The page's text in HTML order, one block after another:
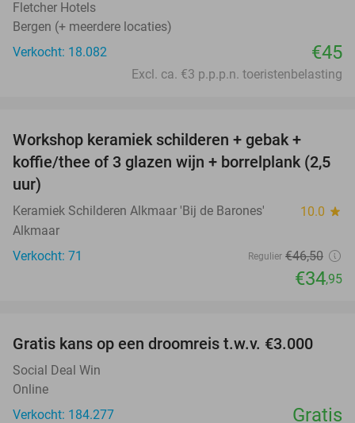
Fletcher Hotels
Bergen (+ meerdere locaties)
Verkocht: 18.082
€45
Excl. ca. €3 p.p.p.n. toeristenbelasting
Workshop keramiek schilderen + gebak +
koffie/thee of 3 glazen wijn + borrelplank (2,5
uur)
Keramiek Schilderen Alkmaar 'Bij de Barones' 10.0 star
Alkmaar
Verkocht: 71
Regulier €46,50
€34,95
Gratis kans op een droomreis t.w.v. €3.000
Social Deal Win
Online
Verkocht: 184.277
Gratis